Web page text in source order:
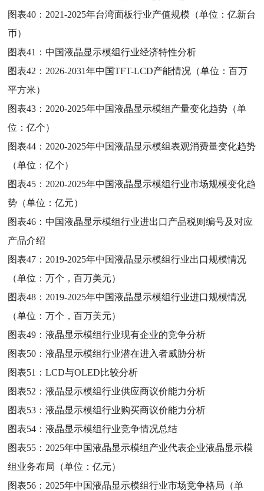
图表40： 2021-2025年台湾面板行业产值规模（单位：亿新台
币）
图表41：中国液晶显示模组行业经济特性分析
图表42： 2026-2031年中国TFT-LCD产能情况（单位：百万
平方米）
图表43： 2020-2025年中国液晶显示模组产量变化趋势（单
位：亿个）
图表44： 2020-2025年中国液晶显示模组表观消费量变化趋势
（单位：亿个）
图表45： 2020-2025年中国液晶显示模组行业市场规模变化趋
势（单位：亿元）
图表46：中国液晶显示模组行业进出口产品税则编号及对应
产品介绍
图表47： 2019-2025年中国液晶显示模组行业出口规模情况
（单位：万个，百万美元）
图表48： 2019-2025年中国液晶显示模组行业进口规模情况
（单位：万个，百万美元）
图表49：液晶显示模组行业现有企业的竞争分析
图表50：液晶显示模组行业潜在进入者威胁分析
图表51：LCD与OLED比较分析
图表52：液晶显示模组行业供应商议价能力分析
图表53：液晶显示模组行业购买商议价能力分析
图表54：液晶显示模组行业竞争情况总结
图表55： 2025年中国液晶显示模组产业代表企业液晶显示模
组业务布局（单位：亿元）
图表56： 2025年中国液晶显示模组行业市场竞争格局（单